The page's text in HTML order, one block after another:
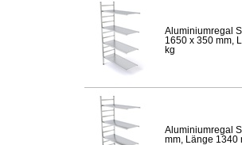
Aluminiumregal
1650 x 350 mm,
kg
Aluminiumregal
mm, Länge 1340